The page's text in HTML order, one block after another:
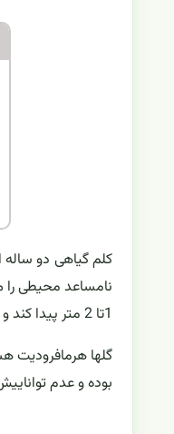
کلم گیاهی دو ساله
نامساعد محیطی
1تا 2 متر پیدا کند و دربرگیرنده تعداد بی شماری گل است. فصل گلدهی این گیاه از خرداد تا شهریور است.
گلها هرمافرودیت
بوده و عدم